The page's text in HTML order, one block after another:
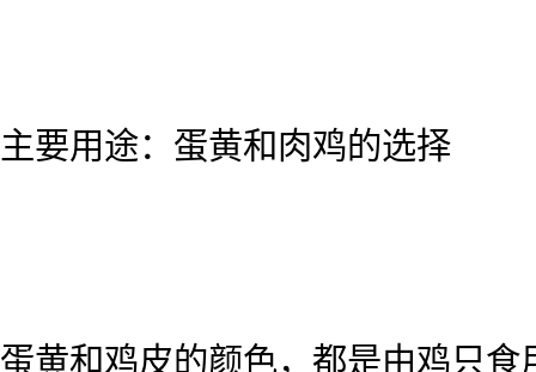
主要用途：蛋黄和肉鸡的选择
蛋黄和鸡皮的颜色，都是由鸡只